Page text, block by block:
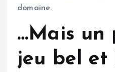
domaine.
…Mais un
jeu bel et